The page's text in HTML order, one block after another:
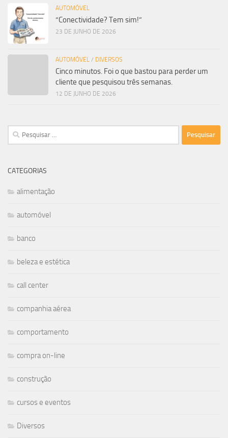
AUTOMÓVEL
“Conectividade? Tem sim!”
23 DE JUNHO DE 2026
AUTOMÓVEL / DIVERSOS
Cinco minutos. Foi o que bastou para perder um
cliente que pesquisou três semanas.
12 DE JUNHO DE 2026
Pesquisar
por:
CATEGORIAS
alimentação
automóvel
banco
beleza e estética
call center
companhia aérea
comportamento
compra on-line
construção
cursos e eventos
Diversos